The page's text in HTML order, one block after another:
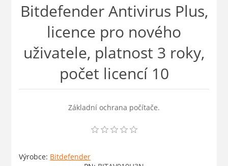
Bitdefender Antivirus Plus,
licence pro nového
uživatele, platnost 3 roky,
počet licencí 10
Základní ochrana počítače.
Výrobce: Bitdefender